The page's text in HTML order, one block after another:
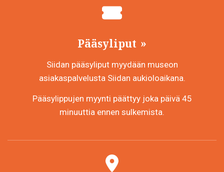
Pääsyliput
Siidan pääsyliput myydään museon
asiakaspalvelusta Siidan aukioloaikana.
Pääsylippujen myynti päättyy joka päivä 45
minuuttia ennen sulkemista.